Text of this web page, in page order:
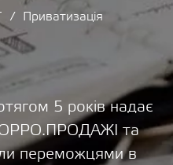
Приватизація
5 років надає
та
переможцями в